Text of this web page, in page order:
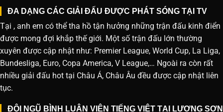
ĐA DẠNG CÁC GIẢI ĐẤU ĐƯỢC PHÁT SÓNG TẠI TV
Tại , anh em có thể tha hồ tận hưởng những trận đấu kinh điển
được mong đợi khắp thế giới. Một số trận đấu lớn thường
xuyên được cập nhật như: Premier League, World Cup, La Liga,
Bundesliga, Euro, Copa America, V League,… Ngoài ra còn rất
nhiều giải đấu hot tại Châu Á, Châu Âu đều được cập nhật liên
tục.
ĐỘI NGŨ BÌNH LUẬN VIÊN TIẾNG VIỆT TẠI LƯƠNG SƠN